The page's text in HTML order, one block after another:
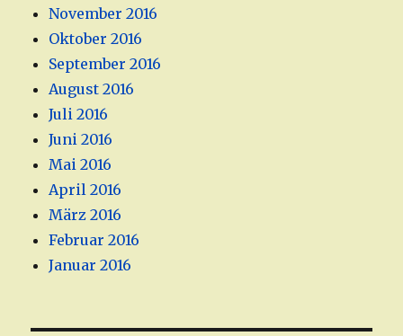
November 2016
Oktober 2016
September 2016
August 2016
Juli 2016
Juni 2016
Mai 2016
April 2016
März 2016
Februar 2016
Januar 2016